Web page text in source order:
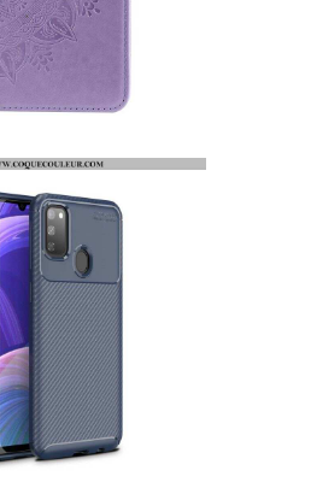
HOUSSE SAMSUNG GALAXY M21 MANDALA SOLEIL